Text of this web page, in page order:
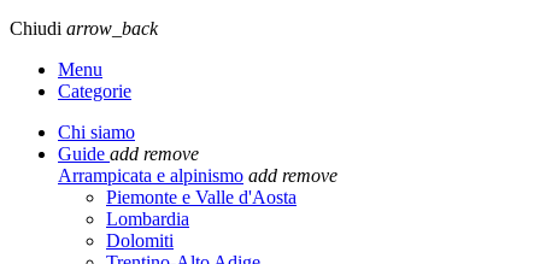
Chiudi arrow_back
Menu
Categorie
Chi siamo
Guide add remove
Arrampicata e alpinismo add remove
Piemonte e Valle d'Aosta
Lombardia
Dolomiti